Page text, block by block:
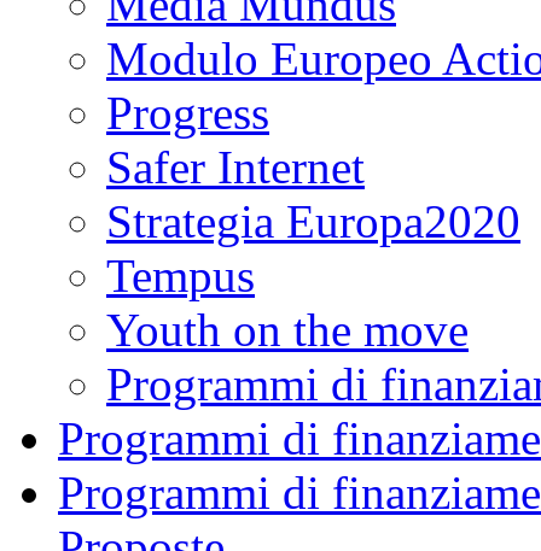
Modulo Europeo
Progress
Safer Internet
Strategia Europa2020
Tempus
Youth on the move
Programmi di
Programmi di
Programmi di